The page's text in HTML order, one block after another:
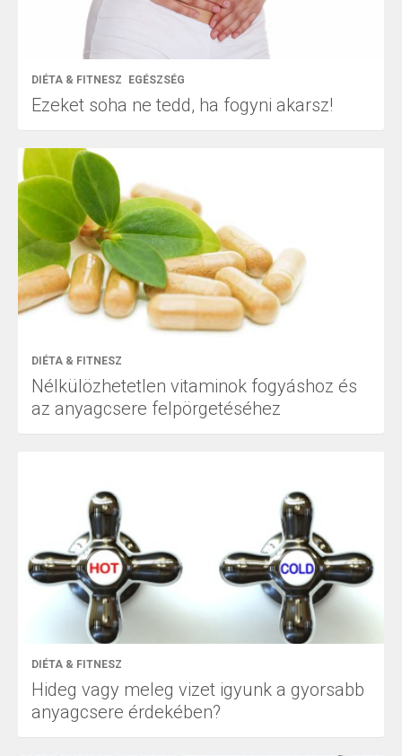
DIÉTA & FITNESZ EGÉSZSÉG
Ezeket soha ne tedd, ha fogyni akarsz!
DIÉTA & FITNESZ
Nélkülözhetetlen vitaminok fogyáshoz és
az anyagcsere felpörgetéséhez
DIÉTA & FITNESZ
Hideg vagy meleg vizet igyunk a gyorsabb
anyagcsere érdekében?